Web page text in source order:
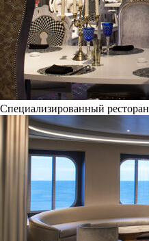
Специализированный